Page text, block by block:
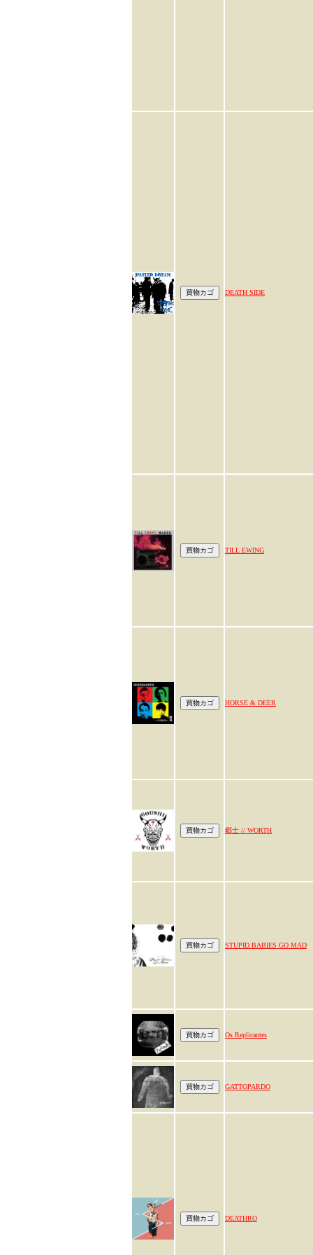
DEATH SIDE
TILL EWING
HORSE & DEER
郷士 // WORTH
STUPID BABIES GO MAD
Os Replicantes
GATTOPARDO
DEATHRO